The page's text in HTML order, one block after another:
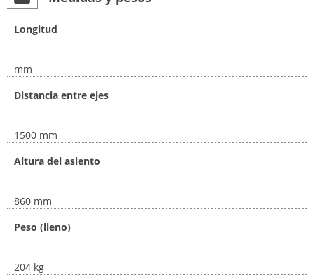
Longitud
mm
Distancia entre ejes
1500 mm
Altura del asiento
860 mm
Peso (lleno)
204 kg